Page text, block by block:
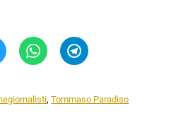
,Tommaso Paradiso